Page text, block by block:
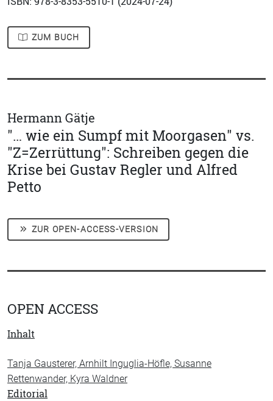
ZUM BUCH
Hermann Gätje
"… wie ein Sumpf mit Moorgasen" vs.
"Z=Zerrüttung": Schreiben gegen die
Krise bei Gustav Regler und Alfred
Petto
ZUR OPEN-ACCESS-VERSION
OPEN ACCESS
Inhalt
Tanja Gausterer, Arnhilt Inguglia-Höfle, Susanne
Rettenwander, Kyra Waldner
Editorial